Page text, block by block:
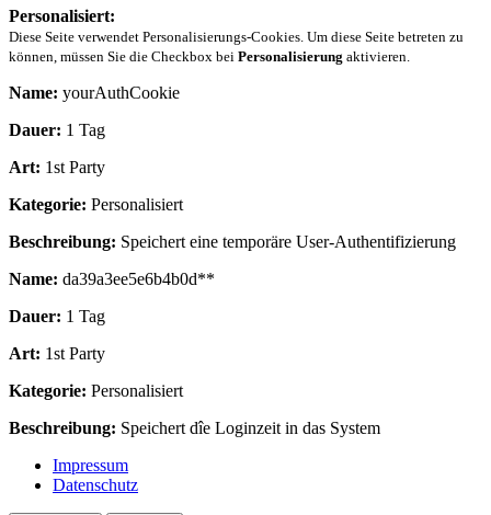
Personalisiert:
Diese Seite verwendet Personalisierungs-Cookies. Um diese Seite betreten zu
können, müssen Sie die Checkbox bei Personalisierung aktivieren.
Name: yourAuthCookie
Dauer: 1 Tag
Art: 1st Party
Kategorie: Personalisiert
Beschreibung: Speichert eine temporäre User-Authentifizierung
Name: da39a3ee5e6b4b0d**
Dauer: 1 Tag
Art: 1st Party
Kategorie: Personalisiert
Beschreibung: Speichert dîe Loginzeit in das System
Impressum
Datenschutz